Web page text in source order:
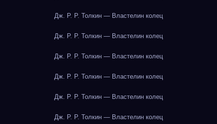
Дж. Р. Р. Толкин — Властелин колец
Дж. Р. Р. Толкин — Властелин колец
Дж. Р. Р. Толкин — Властелин колец
Дж. Р. Р. Толкин — Властелин колец
Дж. Р. Р. Толкин — Властелин колец
Дж. Р. Р. Толкин — Властелин колец